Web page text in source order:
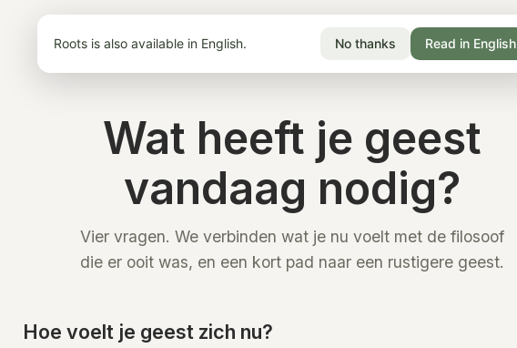
Wat heeft je geest
vandaag nodig?
Vier vragen. We verbinden wat je nu voelt met de filosoof
die er ooit was, en een kort pad naar een rustigere geest.
Hoe voelt je geest zich nu?
Roots is also available in English. No thanks Read in English